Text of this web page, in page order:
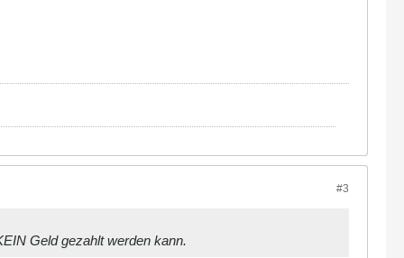
#3
Geld gezahlt werden kann.